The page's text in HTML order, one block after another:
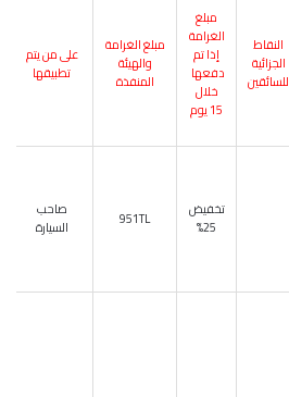
النقاط
الجزائية
للسائقين
مبلغ
الغرامة
إذا تم
دفعها
خلال
15 يوم
مبلغ الغرامة
والهيئة
المنفذة
على من يتم
تطبيقها
تخفيض
25%
951TL
صاحب
السيارة